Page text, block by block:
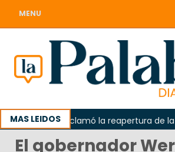
MENU
MAS LEIDOS
Odarda reclamó la reapertura de la
El gobernador